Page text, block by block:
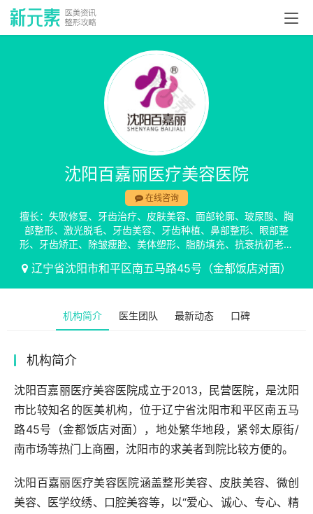
沈阳百嘉丽医疗美容医院
在线咨询
擅长：失败修复、牙齿治疗、皮肤美容、面部轮廓、玻尿酸、胸
部整形、激光脱毛、牙齿美容、牙齿种植、鼻部整形、眼部整
形、牙齿矫正、除皱瘦脸、美体塑形、脂肪填充、抗衰抗初老、
辽宁省沈阳市和平区南五马路45号（金都饭店对面）
机构简介 医生团队 最新动态 口碑
机构简介
沈阳百嘉丽医疗美容医院成立于2013，民营医院，是沈阳
市比较知名的医美机构，位于辽宁省沈阳市和平区南五马
路45号（金都饭店对面），地处繁华地段，紧邻太原街/
南市场等热门上商圈，沈阳市的求美者到院比较方便的。
沈阳百嘉丽医疗美容医院涵盖整形美容、皮肤美容、微创
美容、医学纹绣、口腔美容等，以“爱心、诚心、专心、精